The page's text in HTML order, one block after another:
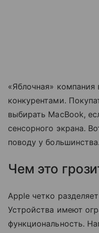
«Яблочная» компания
конкурентами.
выбирать MacBook,
сенсорного экрана.
поводу у большинства.
Чем это
Apple четко
Устройства имеют
функциональность.